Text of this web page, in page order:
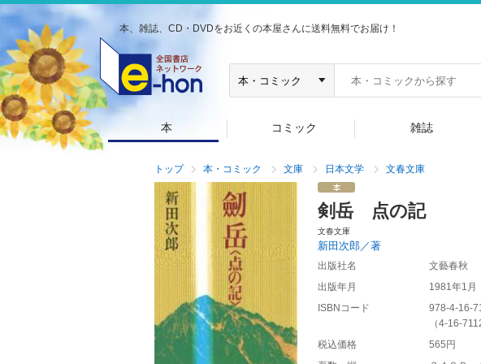
本、雑誌、CD・DVDをお近くの本屋さんに送料無料でお届け！
本 コミック 雑誌
トップ 本・コミック 文庫 日本文学 文春文庫
剣岳 点の記
文春文庫
新田次郎／著
出版社名
文藝春秋
出版年月
1981年1月
ISBNコード
978-4-16-
（4-16-
税込価格
565円